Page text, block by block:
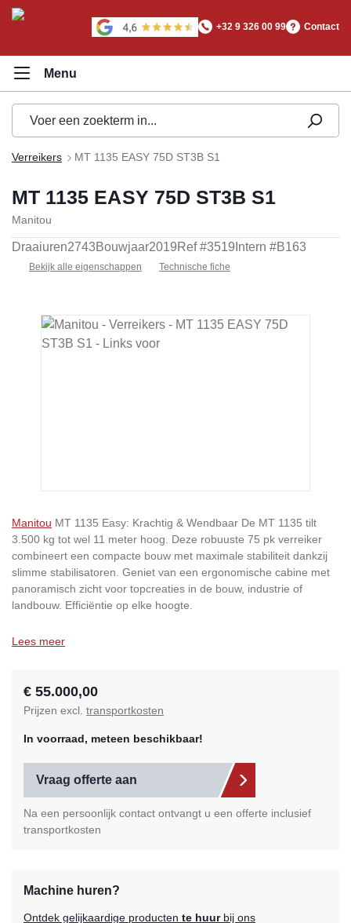
+32 9 326 00 99 Contact
Verreikers MT 1135 EASY 75D ST3B S1
MT 1135 EASY 75D ST3B S1
Manitou
Draaiuren2743Bouwjaar2019Ref #3519 Intern #B163
Bekijk alle eigenschappen Technische fiche
Afbeeldingengalerij overslaan
Manitou MT 1135 Easy: Krachtig & Wendbaar De MT 1135 tilt
3.500 kg tot wel 11 meter hoog. Deze robuuste 75 pk verreiker
combineert een compacte bouw met maximale stabiliteit dankzij
slimme stabilisatoren. Geniet van een ergonomische cabine met
panoramisch zicht voor topcreaties in de bouw, industrie of
landbouw. Efficiëntie op elke hoogte.
Lees meer
€ 55.000,00
Prijzen excl. transportkosten
In voorraad, meteen beschikbaar!
Vraag offerte aan
Na een persoonlijk contact ontvangt u een offerte inclusief
transportkosten
Machine huren?
Ontdek gelijkaardige producten te huurbij ons